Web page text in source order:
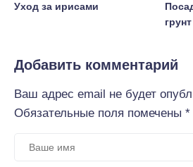
Уход за ирисами
грунт
Добавить комментарий
Ваш адрес email не будет
Обязательные поля помечены *